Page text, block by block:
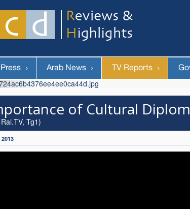
Press Arab News TV Reports
of Cultural
Tg1)